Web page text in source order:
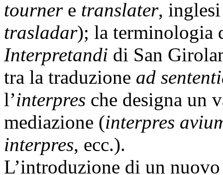
tournere translater,
trasladar); la terminologia
Interpretandi di San
tra la traduzione ad
l’interpres che designa un
mediazione (interpres
interpres, ecc.).
L’introduzione di un